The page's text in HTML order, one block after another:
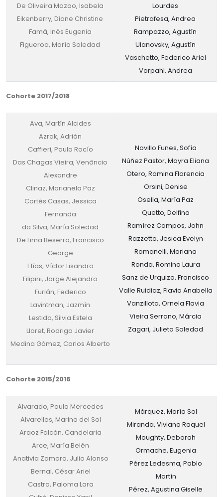
De Oliveira Mazao, Isabela
Eikenberry, Diane Christine
Famá, Inés Eugenia
Figueroa, María Soledad
Lourdes
Pietrafesa, Andrea
Rampazzo, Agustín
Ulanovsky, Agustín
Vaschetto, Federico Ariel
Vorpahl, Andrea
Cohorte 2017/2018
Ava, Martín Alcides
Azrak, Adrián
Caffieri, Paula Rocío
Das Chagas Vieira, Venâncio
Alexandre
Clinaz, Marianela Paz
Cortés Casas, Jessica
Fernanda
da Silva, María Soledad
De Lima Beserra, Francisco
George
Elías, Víctor Lisandro
Filipini, Jorge Alejandro
Furlán, Federico
Lavintman, Jazmín
Lestido, Silvia Estela
Lloret, Rodrigo Javier
Medina Gómez, Carlos Alberto
Novillo Funes, Sofía
Núñez Pastor, Mayra Eliana
Otero, Romina Florencia
Orsini, Denise
Osella, María Paz
Quetto, Delfina
Ramírez Campos, John
Razzetto, Jesica Evelyn
Romanelli, Mariana
Ronda, Romina Laura
Sanz de Urquiza, Francisco
Valle Ruidiaz, Flavia Anabella
Vanzillota, Ornela Flavia
Vieira Serrano, Márcia
Zagari, Julieta Soledad
Cohorte 2015/2016
Alvarado, Paula Mercedes
Alvarellos, Marina del Sol
Araoz Falcón, Candelaria
Arce, María Belén
Anativia Zamora, Julio Alonso
Bernal, César Ariel
Castro, Paloma Lara
Márquez, María Sol
Miranda, Viviana Raquel
Moughty, Deborah
Ormache, Eugenia
Pérez Ledesma, Pablo
Martín
Pérez, Agustina Giselle